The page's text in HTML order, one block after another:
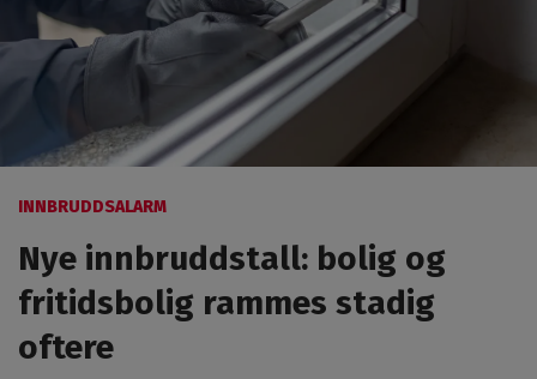
INNBRUDDSALARM
Nye innbruddstall: bolig og
fritidsbolig rammes stadig
oftere